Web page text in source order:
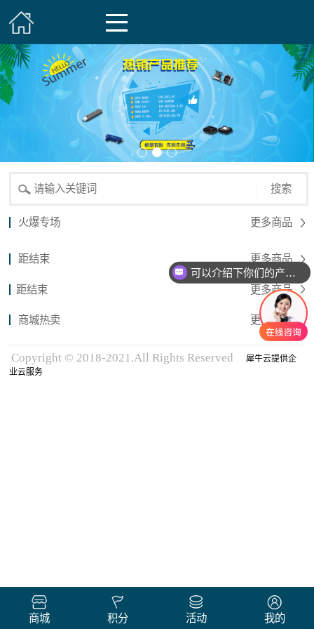
搜索
火爆专场 更多商品
距结束 更多商品
距结束 更多商品
商城热卖 更多商品
Copyright © 2018-2021.All Rights Reserved
犀牛云提供企
业云服务
商城 积分 活动 我的